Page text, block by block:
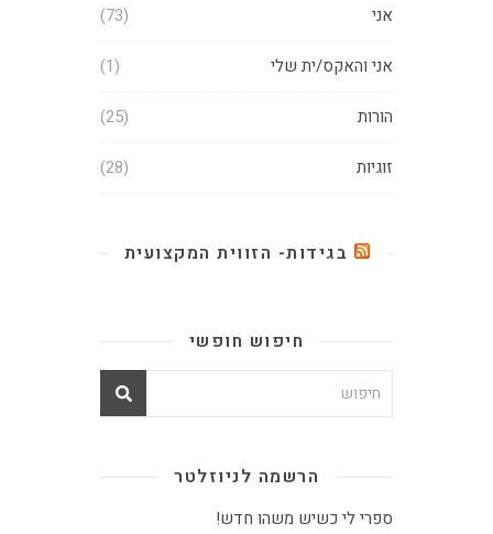
חיפוש חופשי
הרשמה לניוזלטר
ספרי לי כשיש משהו חדש!
אני (73)
אני והאקס/ית שלי (1)
הורות (25)
זוגיות (28)
בגידות- הזווית המקצועית